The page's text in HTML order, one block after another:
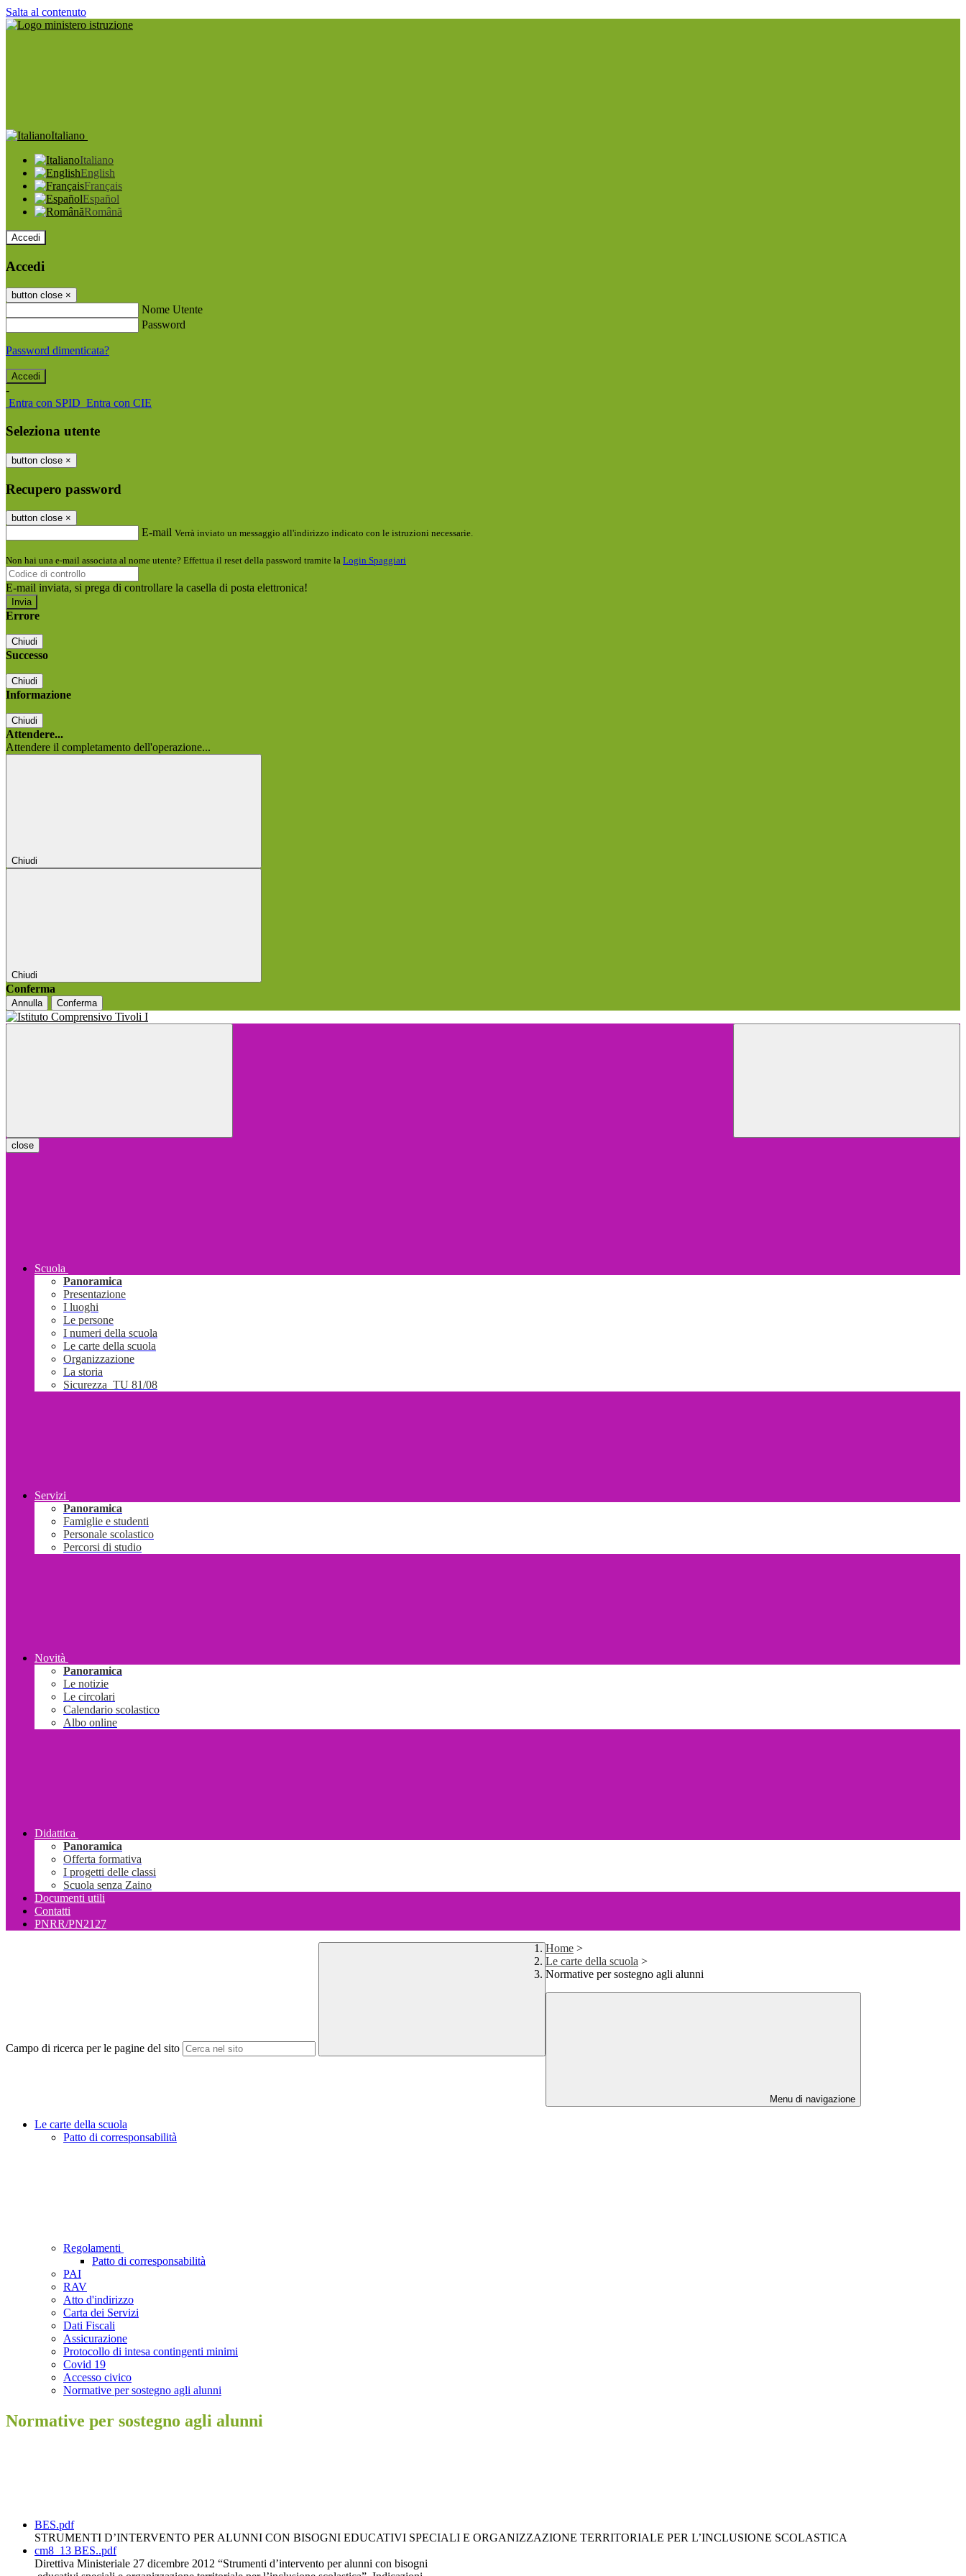
Salta al contenuto
Italiano
Italiano
English
Français
Español
Română
Accedi
Accedi
button close ×
Nome Utente
Password
Password dimenticata?
-
Entra con SPID Entra con CIE
Seleziona utente
button close ×
Recupero password
button close ×
E-mail Verrà inviato un messaggio all'indirizzo indicato con le istruzioni necessarie.
Non hai una e-mail associata al nome utente? Effettua il reset della password tramite la Login Spaggiari
E-mail inviata, si prega di controllare la casella di posta elettronica!
Errore
Chiudi
Successo
Chiudi
Informazione
Chiudi
Attendere...
Attendere il completamento dell'operazione...
Chiudi
Chiudi
Conferma
Annulla Conferma
close
Scuola
Panoramica
Presentazione
I luoghi
Le persone
I numeri della scuola
Le carte della scuola
Organizzazione
La storia
Sicurezza_TU 81/08
Servizi
Panoramica
Famiglie e studenti
Personale scolastico
Percorsi di studio
Novità
Panoramica
Le notizie
Le circolari
Calendario scolastico
Albo online
Didattica
Panoramica
Offerta formativa
I progetti delle classi
Scuola senza Zaino
Documenti utili
Contatti
PNRR/PN2127
Campo di ricerca per le pagine del sito
Home >
Le carte della scuola >
Normative per sostegno agli alunni
Menu di navigazione
Le carte della scuola
Patto di corresponsabilità
Regolamenti
Patto di corresponsabilità
PAI
RAV
Atto d'indirizzo
Carta dei Servizi
Dati Fiscali
Assicurazione
Protocollo di intesa contingenti minimi
Covid 19
Accesso civico
Normative per sostegno agli alunni
Normative per sostegno agli alunni
BES.pdf
STRUMENTI D’INTERVENTO PER ALUNNI CON BISOGNI EDUCATIVI SPECIALI E ORGANIZZAZIONE TERRITORIALE PER L’INCLUSIONE SCOLASTICA
cm8_13 BES..pdf
Direttiva Ministeriale 27 dicembre 2012 “Strumenti d’intervento per alunni con bisogni